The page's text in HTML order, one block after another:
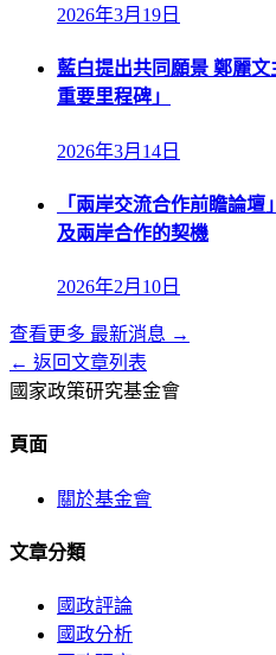
2026年3月19日
藍白提出共同願景 鄭麗
重要里程碑」
2026年3月14日
「兩岸交流合作前瞻論
及兩岸合作的契機
2026年2月10日
查看更多 最新消息 →
← 返回文章列表
國家政策研究基金會
頁面
關於基金會
文章分類
國政評論
國政分析